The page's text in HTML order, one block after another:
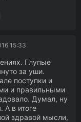
15:33
Глупые
за уши.
поступки и
и правильными
Думал, ну
А в итоге
здравой мысли,